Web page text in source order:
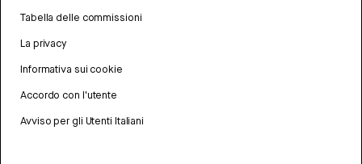
Tabella delle commissioni
La privacy
Informativa sui cookie
Accordo con l'utente
Avviso per gli Utenti Italiani